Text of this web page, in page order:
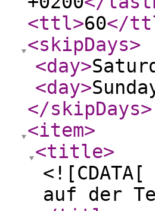
<ttl>60</
<skipDays>
<day>
<day>
</skipDays>
<item>
<title>
auf der